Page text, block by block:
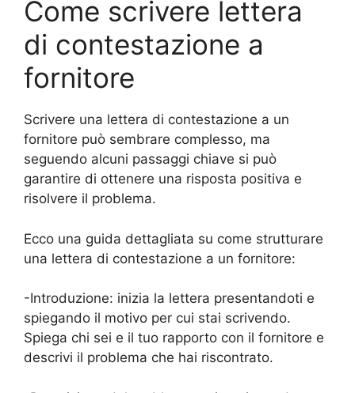
Come scrivere lettera
di contestazione a
fornitore
Scrivere una lettera di contestazione a un
fornitore può sembrare complesso, ma
seguendo alcuni passaggi chiave si può
garantire di ottenere una risposta positiva e
risolvere il problema.
Ecco una guida dettagliata su come strutturare
una lettera di contestazione a un fornitore:
-Introduzione: inizia la lettera presentandoti e
spiegando il motivo per cui stai scrivendo.
Spiega chi sei e il tuo rapporto con il fornitore e
descrivi il problema che hai riscontrato.